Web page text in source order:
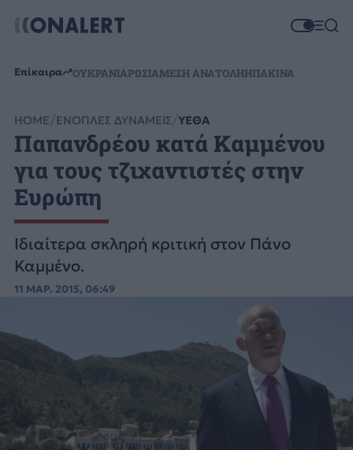
Επίκαιρα ΟΥΚΡΑΝΙΑΡΩΣΙΑΜΕΣΗ ΑΝΑΤΟΛΗΗΠΑΚΙΝΑ
HOME ΕΝΟΠΛΕΣ ΔΥΝΑΜΕΙΣ ΥΕΘΑ
Παπανδρέου κατά Καμμένου
για τους τζιχαντιστές στην
Ευρώπη
Ιδιαίτερα σκληρή κριτική στον Πάνο
Καμμένο.
11 ΜΑΡ. 2015, 06:49